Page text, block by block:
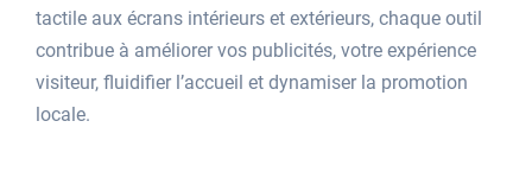
tactile aux écrans intérieurs et extérieurs, chaque outil
contribue à améliorer vos publicités, votre expérience
visiteur, fluidifier l’accueil et dynamiser la promotion
locale.